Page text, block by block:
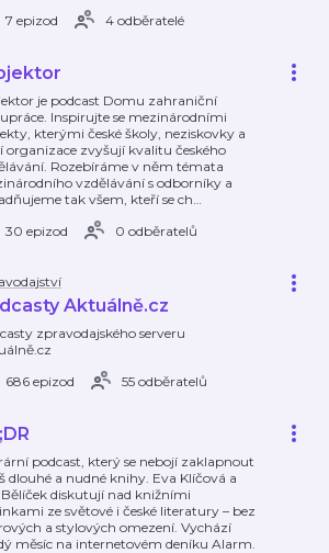
7 epizod
4 odběratelé
je podcast Domu zahraniční
Inspirujte se mezinárodními
kterými české školy, neziskovky a
organizace zvyšují kvalitu českého
Rozebíráme v něm témata
vzdělávání s odborníky a
tak všem, kteří se ch…
30 epizod
0 odběratelů
Aktuálně.cz
zpravodajského serveru
686 epizod
55 odběratelů
podcast, který se nebojí zaklapnout
dlouhé a nudné knihy. Eva Klíčová a
diskutují nad knižními
ze světové i české literatury – bez
a stylových omezení. Vychází
měsíc na internetovém deníku Alarm.